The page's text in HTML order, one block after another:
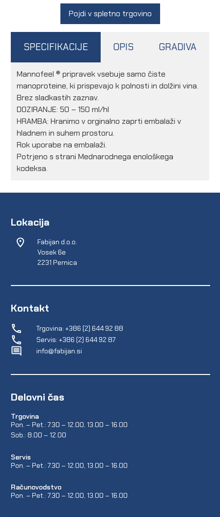
Pojdi v spletno trgovino
SPECIFIKACIJE OPIS GRADIVA
Mannofeel ® pripravek vsebuje samo čiste
manoproteine, ki prispevajo k polnosti in dolžini vina.
Brez sladkastih zaznav.
DOZIRANJE: 50 – 150 ml/hl
HRAMBA: Hranimo v orginalno zaprti embalaži v
hladnem in suhem prostoru.
Rok uporabe na embalaži.
Potrjeno s strani Mednarodnega enološkega
kodeksa.
Lokacija
Fabijan d.o.o.
Vosek 6e
2231 Pernica
Kontakt
Trgovina: +386 (2) 644 92 88
Servis: +386 (2) 644 92 87
info@fabijan.si
Delovni čas
Trgovina
Pon. – Pet.: 7.30 – 12.00, 13.00 – 16.00
Sob.: 8.00 – 12.00
Servis
Pon. – Pet.: 7.30 – 12.00, 13.00 – 16.00
Računovodstvo
Pon. – Pet.: 7.30 – 12.00, 13.00 – 16.00